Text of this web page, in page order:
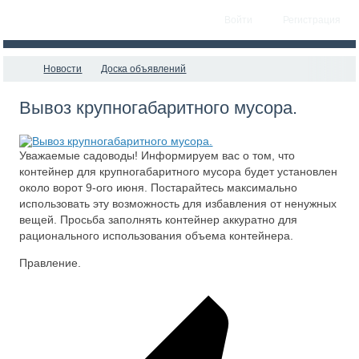
Новости Доска объявлений
Вывоз крупногабаритного мусора.
Уважаемые садоводы! Информируем вас о том, что
контейнер для крупногабаритного мусора будет установлен
около ворот 9-ого июня. Постарайтесь максимально
использовать эту возможность для избавления от ненужных
вещей. Просьба заполнять контейнер аккуратно для
рационального использования объема контейнера.
Правление.